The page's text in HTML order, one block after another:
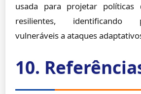
usada para projetar políticas
resilientes, identificando
vulneráveis a ataques
10.